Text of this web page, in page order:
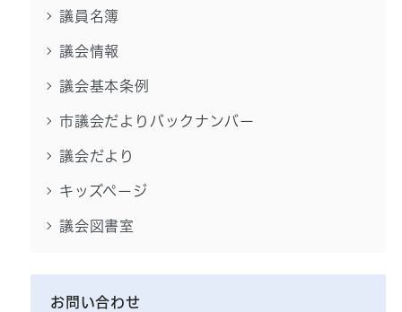
議員名簿
議会情報
議会基本条例
市議会だよりバックナンバー
議会だより
キッズページ
議会図書室
お問い合わせ